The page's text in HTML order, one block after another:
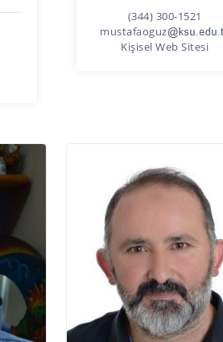
(344) 300-1521
mustafaoguz
Kişisel Web Sitesi